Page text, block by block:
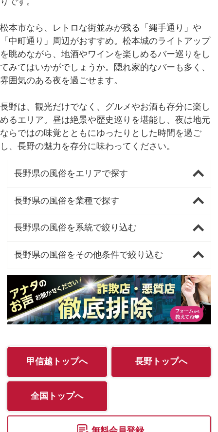
松本市なら、レトロな街並みが残る「縄手通り」や
「中町通り」周辺がおすすめ。松本城のライトアップ
を眺めながら、地酒やワインを楽しめるバー巡りをし
てみてはいかがでしょうか。隠れ家的なバーも多く、
雰囲気のある夜を過ごせます。
長野は、観光だけでなく、グルメやお酒も存分に楽し
めるエリア。昼は絶景や歴史巡りを堪能し、夜は地元
ならではの味覚とともにゆったりとした時間を過ご
し、長野の魅力を存分に味わってください。
長野県の風俗をエリアで探す
長野県の風俗を業種で探す
長野県の風俗を系統で絞り込む
長野県の風俗をその他条件で絞り込む
甲信越トップへ 長野トップへ
全国トップへ